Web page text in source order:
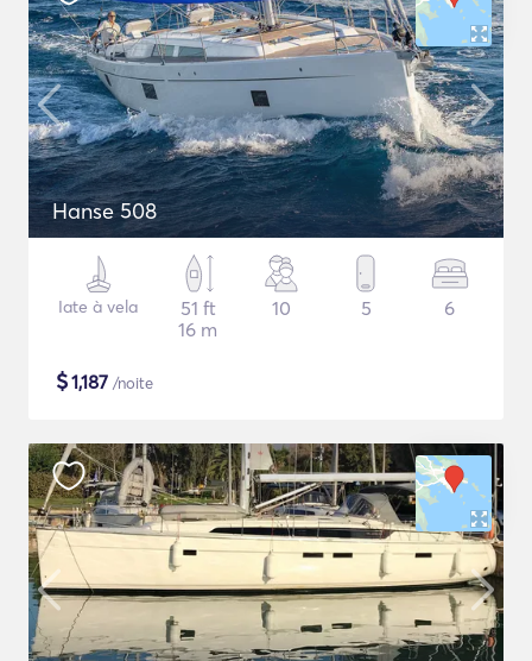
Hanse 508
Iate à vela
51 ft
16 m
10 5 6
$1,187 /noite